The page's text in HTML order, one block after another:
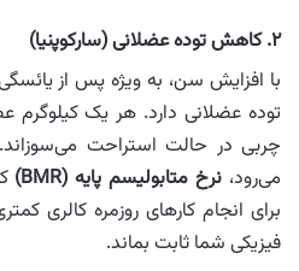
۲. کاهش توده عضلانی (سارکوپنیا)
با افزایش سن، به ویژه پس از
توده عضلانی دارد. هر یک کیلوگرم
چربی در حالت استراحت می‌سوزاند.
می‌رود، نرخ متابولیسم پایه (BMR)
برای انجام کارهای روزمره کالری
فیزیکی شما ثابت بماند.